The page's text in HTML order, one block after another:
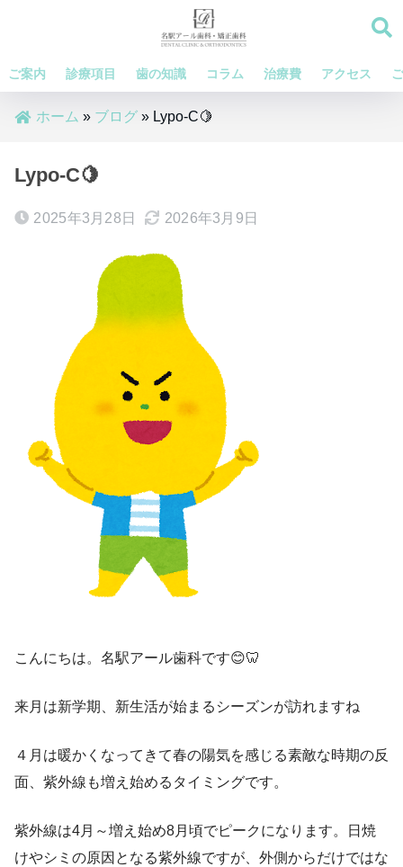
ご案内 診療項目 歯の知識 コラム 治療費 アクセス
ホーム » ブログ » Lypo-C🍋
Lypo-C🍋
2025年3月28日 2026年3月9日
こんにちは。名駅アール歯科です😊🦷
来月は新学期、新生活が始まるシーズンが訪れますね
４月は暖かくなってきて春の陽気を感じる素敵な時期の反
面、紫外線も増え始めるタイミングです。
紫外線は4月～増え始め8月頃でピークになります。日焼
けやシミの原因となる紫外線ですが、外側からだけではな